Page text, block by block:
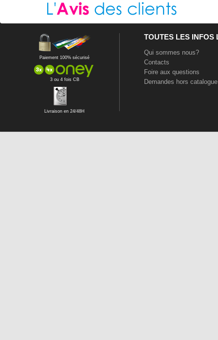
Paiement 100% sécurisé
3 ou 4 fois CB
Livraison en 24/48H
TOUTES LES INFOS
Qui sommes nous?
Contacts
Foire aux questions
Demandes hors catalogue